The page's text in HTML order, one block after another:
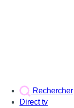
Rechercher
Direct tv